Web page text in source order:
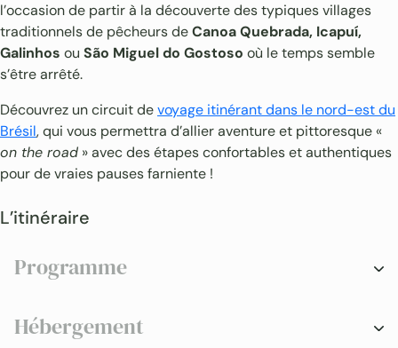
l’occasion de partir à la découverte des typiques villages
traditionnels de pêcheurs deCanoa Quebrada, Icapuí,
Galinhos ou São Miguel do Gostoso où le temps semble
s’être arrêté.
Découvrez un circuit devoyage itinérant dans le nord-est du
Brésil, qui vous permettra d’allier aventure et pittoresque «
on the road » avec des étapes confortables et authentiques
pour de vraies pauses farniente !
L’itinéraire
Programme
Hébergement